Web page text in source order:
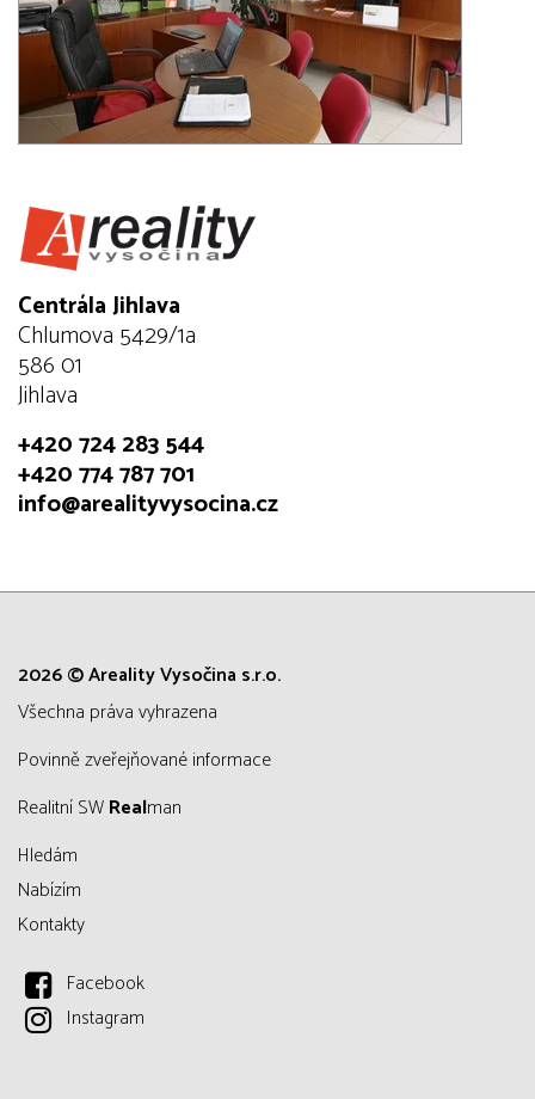
Centrála Jihlava
Chlumova 5429/1a
586 01
Jihlava
+420 724 283 544
+420 774 787 701
info@arealityvysocina.cz
2026 © Areality Vysočina s.r.o.
všechna práva vyhrazena
Povinně zveřejňované informace
Realitní SWRealman
Hledám
Nabízím
Kontakty
Facebook
Instagram